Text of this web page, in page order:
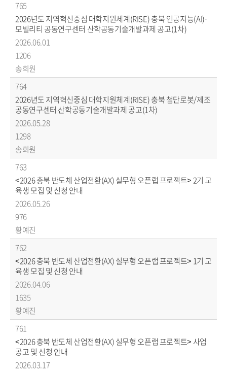
765
2026년도 지역혁신중심 대학지원체계(RISE) 충북 인공지능(AI)·
모빌리티 공동연구센터 산학공동기술개발과제 공고(1차)
2026.06.01
1206
송희원
764
2026년도 지역혁신중심 대학지원체계(RISE) 충북 첨단로봇/제조
공동연구센터 산학공동기술개발과제 공고(1차)
2026.05.28
1298
송희원
763
<2026 충북 반도체 산업전환(AX) 실무형 오픈랩 프로젝트> 2기 교
육생 모집 및 신청 안내
2026.05.26
976
황예진
762
<2026 충북 반도체 산업전환(AX) 실무형 오픈랩 프로젝트> 1기 교
육생 모집 및 신청 안내
2026.04.06
1635
황예진
761
<2026 충북 반도체 산업전환(AX) 실무형 오픈랩 프로젝트> 사업
공고 및 신청 안내
2026.03.17